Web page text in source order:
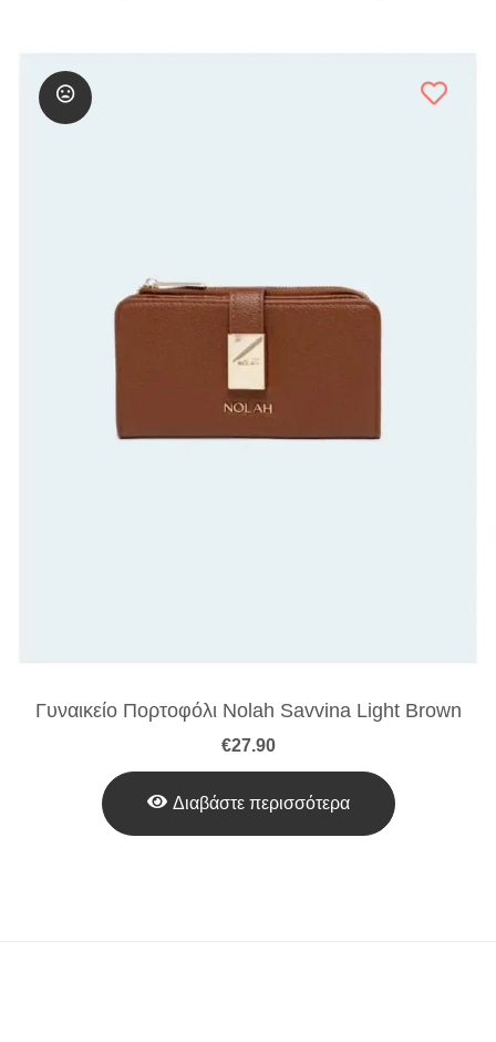
Γυναικείο Πορτοφόλι Nolah Savvina Light Brown
€27.90
Διαβάστε περισσότερα